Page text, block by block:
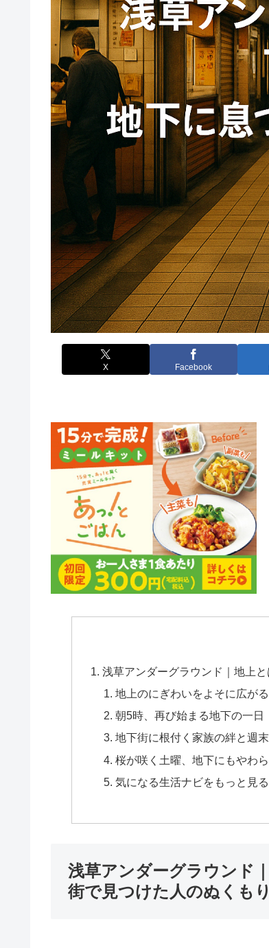
X Facebook
浅草アンダーグラウンド｜地上
地上のにぎわいをよそに広が
朝5時、再び始まる地下の一日
地下街に根付く家族の絆と週
桜が咲く土曜、地下にもやわ
気になる生活ナビをもっと見る
浅草アンダーグラウンド
街で見つけた人のぬくもり